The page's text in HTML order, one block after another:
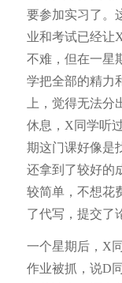
要参加实习了。
业和考试已经让
不难，但在一星
学把全部的精力
上，觉得无法
休息，X同学听
期这门课好像是
还拿到了较好的
较简单，不想花
了代写，提交了
一个星期后，X
作业被抓，说D